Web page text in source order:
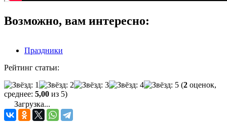
Возможно, вам интересно:
Праздники
Рейтинг статьи:
(2 оценок,
среднее: 5,00 из 5)
Загрузка...